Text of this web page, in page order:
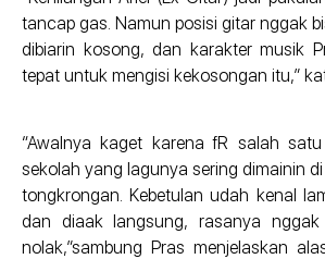
tancap gas. Namun posisi gitar nggak
dibiarin kosong, dan karakter musik
tepat untuk mengisi kekosongan itu,”
“Awalnya kaget karena fR salah
sekolah yang lagunya sering dimainin di
tongkrongan. Kebetulan udah kenal
dan diaak langsung, rasanya
nolak,”sambung Pras menjelaskan